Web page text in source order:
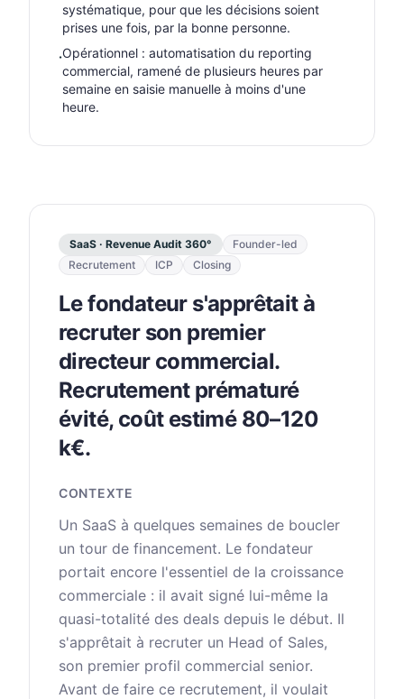
systématique, pour que les décisions soient
prises une fois, par la bonne personne.
·Opérationnel : automatisation du reporting
commercial, ramené de plusieurs heures par
semaine en saisie manuelle à moins d'une
heure.
SaaS · Revenue Audit 360°
Founder-led
Recrutement
ICP Closing
Le fondateur s'apprêtait à
recruter son premier
directeur commercial.
Recrutement prématuré
évité, coût estimé 80–120
k€.
CONTEXTE
Un SaaS à quelques semaines de boucler
un tour de financement. Le fondateur
portait encore l'essentiel de la croissance
commerciale : il avait signé lui-même la
quasi-totalité des deals depuis le début. Il
s'apprêtait à recruter un Head of Sales,
son premier profil commercial senior.
Avant de faire ce recrutement, il voulait